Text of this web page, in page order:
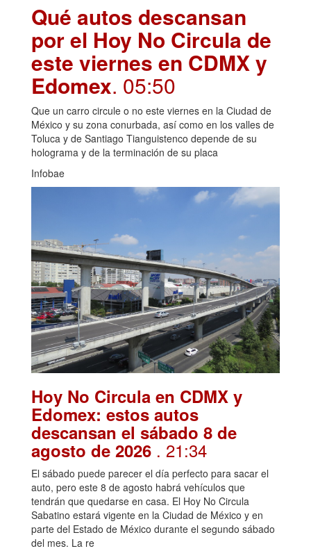
Qué autos descansan
por el Hoy No Circula de
este viernes en CDMX y
Edomex. 05:50
Que un carro circule o no este viernes en la Ciudad de
México y su zona conurbada, así como en los valles de
Toluca y de Santiago Tianguistenco depende de su
holograma y de la terminación de su placa
Infobae
Hoy No Circula en CDMX y
Edomex: estos autos
descansan el sábado 8 de
agosto de 2026 . 21:34
El sábado puede parecer el día perfecto para sacar el
auto, pero este 8 de agosto habrá vehículos que
tendrán que quedarse en casa. El Hoy No Circula
Sabatino estará vigente en la Ciudad de México y en
parte del Estado de México durante el segundo sábado
del mes. La re